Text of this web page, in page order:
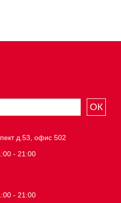
ОК
д.53, офис 502
- 21:00
- 21:00